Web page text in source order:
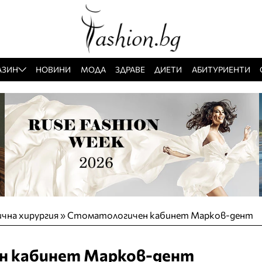
НОВИНИ МОДА ЗДРАВЕ ДИЕТИ АБИТУРИЕНТИ
хирургия»Стоматологичен кабинет Марков-дент
кабинет Марков-дент